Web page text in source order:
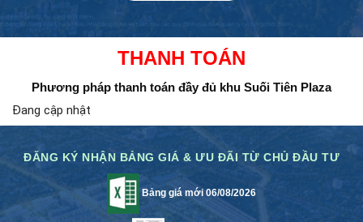
THANH TOÁN
Phương pháp thanh toán đầy đủ khu Suối Tiên Plaza
Đang cập nhật
ĐĂNG KÝ NHẬN BẢNG GIÁ & ƯU ĐÃI TỪ CHỦ ĐẦU TƯ
Bảng giá mới 06/08/2026